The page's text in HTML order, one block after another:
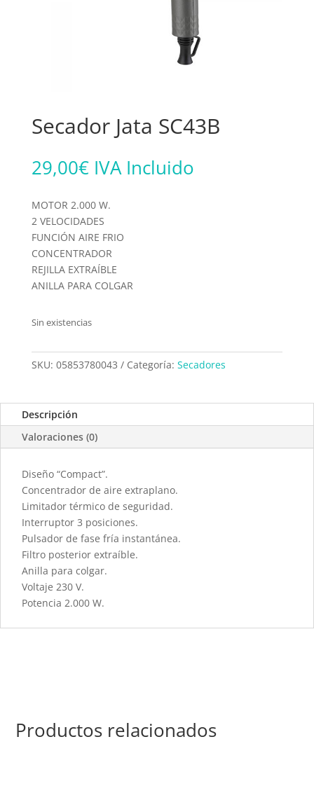
Secador Jata SC43B
29,00€ IVA Incluido
MOTOR 2.000 W.
2 VELOCIDADES
FUNCIÓN AIRE FRIO
CONCENTRADOR
REJILLA EXTRAÍBLE
ANILLA PARA COLGAR
Sin existencias
SKU: 05853780043 Categoría: Secadores
Descripción
Valoraciones (0)
Diseño “Compact”.
Concentrador de aire extraplano.
Limitador térmico de seguridad.
Interruptor 3 posiciones.
Pulsador de fase fría instantánea.
Filtro posterior extraíble.
Anilla para colgar.
Voltaje 230 V.
Potencia 2.000 W.
Productos relacionados